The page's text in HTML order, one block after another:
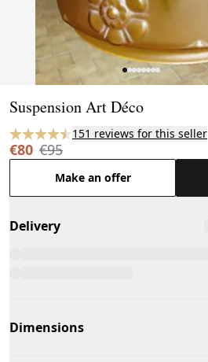
Suspension Art Déco
151 reviews for this seller
€80 €95
Make an offer
Delivery
Dimensions